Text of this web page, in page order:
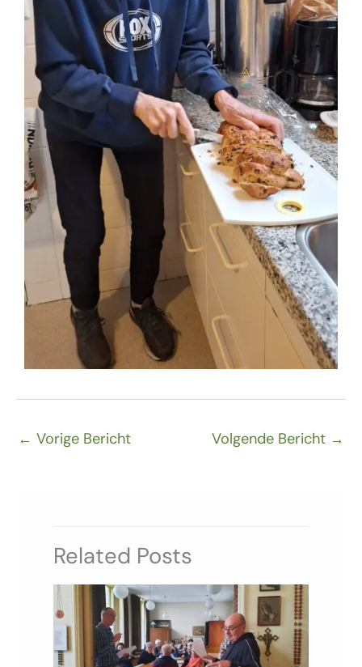
← Vorige Bericht Volgende Bericht →
Related Posts